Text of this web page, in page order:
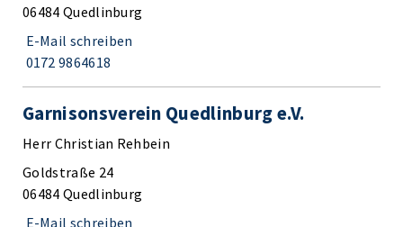
06484 Quedlinburg
E-Mail schreiben
0172 9864618
Garnisonsverein Quedlinburg e.V.
Herr Christian Rehbein
Goldstraße 24
06484 Quedlinburg
E-Mail schreiben